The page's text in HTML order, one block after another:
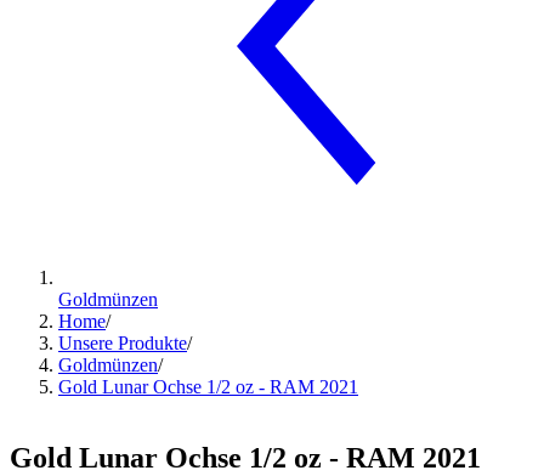
Goldmünzen
Home/
Unsere Produkte/
Goldmünzen/
Gold Lunar Ochse 1/2 oz - RAM 2021
Gold Lunar Ochse 1/2 oz - RAM 2021